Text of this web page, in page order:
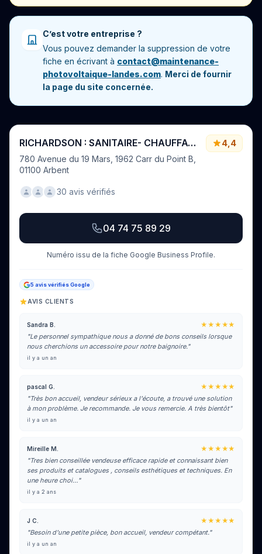
C’est votre entreprise ?
Vous pouvez demander la suppression de votre
fiche en écrivant à contact@maintenance-
photovoltaique-landes.com. Merci de fournir
la page du site concernée.
RICHARDSON : SANITAIRE- CHAUFFAGE - PLOMBERIE - PHOTOVOLTAÏQUE
780 Avenue du 19 Mars, 1962 Carr du Point B,
01100 Arbent
4,4
30 avis vérifiés
04 74 75 89 29
Numéro issu de la fiche Google Business Profile.
5 avis vérifiés Google
AVIS CLIENTS
Sandra B.
★★★★★
"Le personnel sympathique nous a donné de bons conseils lorsque
nous cherchions un accessoire pour notre baignoire."
il y a un an
pascal G.
★★★★★
"Très bon accueil, vendeur sérieux a l'écoute, a trouvé une solution
à mon problème. Je recommande. Je vous remercie. A très bientôt"
il y a un an
Mireille M.
★★★★★
"Tres bien conseillée vendeuse efficace rapide et connaissant bien
ses produits et catalogues , conseils esthétiques et techniques. En
une heure choi…"
il y a 2 ans
J C.
★★★★★
"Besoin d'une petite pièce, bon accueil, vendeur compétant."
il y a un an